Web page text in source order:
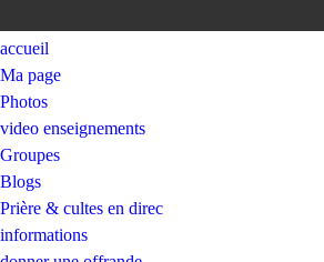
accueil
Ma page
Photos
video enseignements
Groupes
Blogs
Prière & cultes en direc
informations